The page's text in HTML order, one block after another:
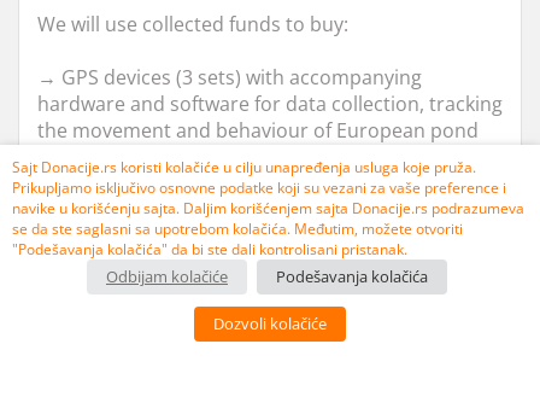
We will use collected funds to buy:
→ GPS devices (3 sets) with accompanying
hardware and software for data collection, tracking
the movement and behaviour of European pond
turtles:
RSD 910,000.00(EUR 7,771.40)
→equipment for exploring European pond turtles,
such as nonius for measuring, turtle-catching
drums, boat accumulator:RSD 100,000.00(EUR
854.00)
What we will do to protect the European pond
Sajt Donacije.rs koristi kolačiće u cilju unapređenja usluga koje pruža.
Prikupljamo isključivo osnovne podatke koji su vezani za vaše preference i
navike u korišćenju sajta. Daljim korišćenjem sajta Donacije.rs podrazumeva
se da ste saglasni sa upotrebom kolačića. Međutim, možete otvoriti
"Podešavanja kolačića" da bi ste dali kontrolisani pristanak.
Odbijam kolačiće Podešavanja kolačića
Dozvoli kolačiće